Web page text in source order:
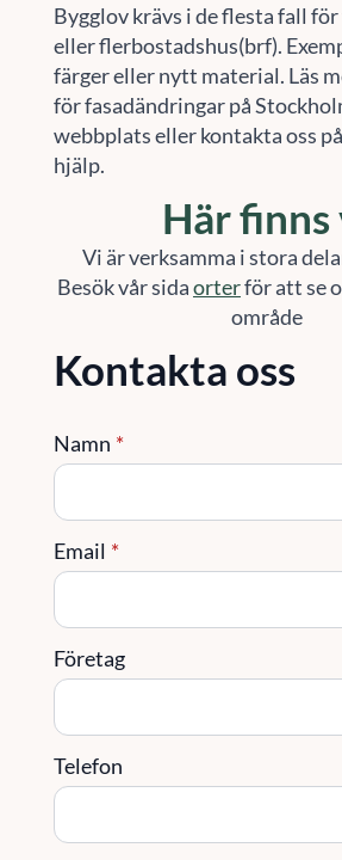
Bygglov krävs i de flesta fall
eller flerbostadshus(brf).
färger eller nytt material. Läs
för fasadändringar på
webbplats eller kontakta oss
hjälp.
Här finns
Vi är verksamma i stora
Besök vår sidaorterför att se
område
Kontakta oss
Namn *
Email *
Företag
Telefon